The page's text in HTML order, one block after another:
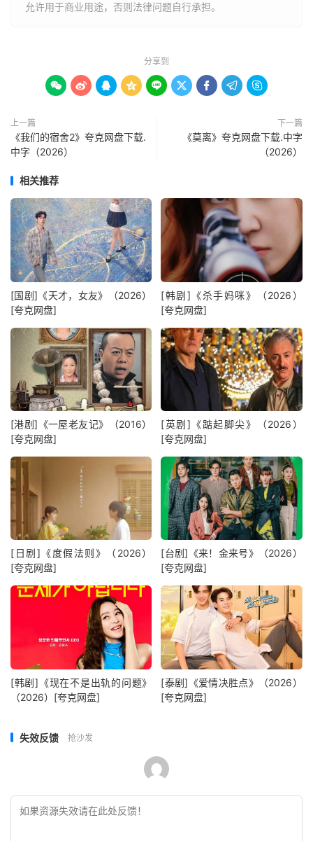
允许用于商业用途，否则法律问题自行承担。
分享到
        
上一篇
《我们的宿舍2》夸克网盘下载.
中字（2026）
下一篇
《莫离》夸克网盘下载.中字
（2026）
相关推荐
[国剧]《天才，女友》（2026）
[夸克网盘]
[韩剧]《杀手妈咪》（2026）
[夸克网盘]
[港剧]《一屋老友记》（2016）
[夸克网盘]
[英剧]《踮起脚尖》（2026）
[夸克网盘]
[日剧]《度假法则》（2026）
[夸克网盘]
[台剧]《来！金来号》（2026）
[夸克网盘]
[韩剧]《现在不是出轨的问题》
（2026）[夸克网盘]
[泰剧]《爱情决胜点》（2026）
[夸克网盘]
失效反馈 抢沙发